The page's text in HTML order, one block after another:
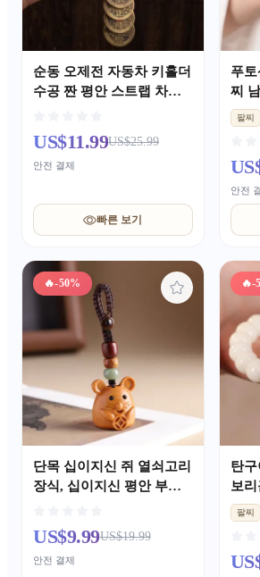
순동 오제전 자동차 키홀더
수공 짠 평안 스트랩 차량
US$11.99US$25.99
안전 결제
빠른 보기
푸
찌
한팔찌
안전
🔥-50%
단목 십이지신 쥐 열쇠고리
장식, 십이지신 평안 부적,
US$9.99US$19.99
안전 결제
🔥-
탄
보
감는
니
팔찌